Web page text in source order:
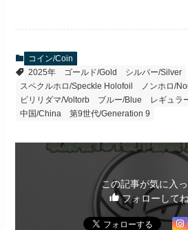
コイン/Coin
2025年
ゴールド/Gold
シルバー/Silver
スペクルホロ/Speckle Holofoil
ノンホロ/
ビリリダマ/Voltorb
ブルー/Blue
レギュラ
中国/China
第9世代/Generation 9
この記事が気に入
フォローしてね